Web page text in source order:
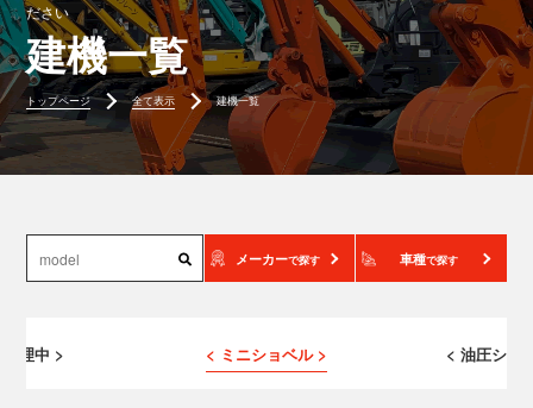
ださい
建機一覧
トップページ 全て表示 建機一覧
メーカーで探す 車種で探す
理中 > < ミニショベル > < 油圧ショ